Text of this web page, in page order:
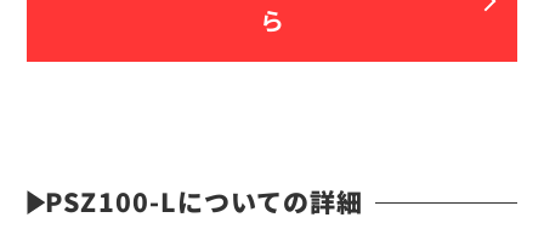
ら
PSZ100-Lについての詳細